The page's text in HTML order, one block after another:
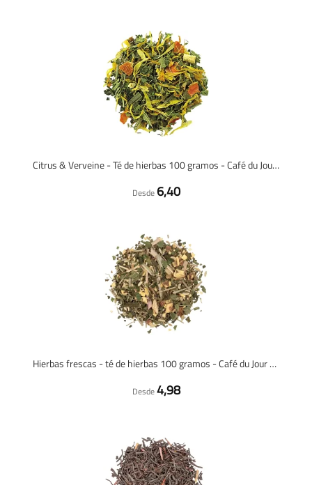
Citrus & Verveine - Té de hierbas 100 gramos - Café du Jour té suelto
Desde 6,40
Hierbas frescas - té de hierbas 100 gramos - Café du Jour té suelto
Desde4,98